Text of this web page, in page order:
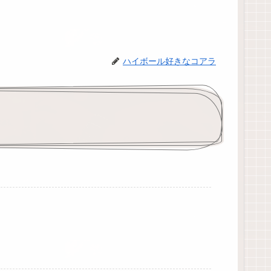
ハイボール好きなコアラ